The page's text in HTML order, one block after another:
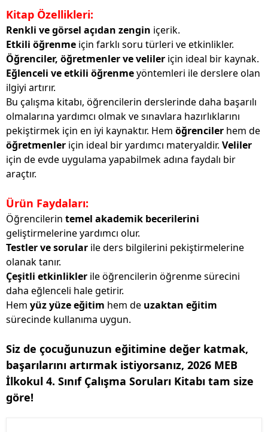
Kitap Özellikleri:
Renkli ve görsel açıdan zengin içerik.
Etkili öğrenme için farklı soru türleri ve etkinlikler.
Öğrenciler, öğretmenler ve veliler için ideal bir kaynak.
Eğlenceli ve etkili öğrenmeyöntemleri ile derslere olan
ilgiyi artırır.
Bu çalışma kitabı, öğrencilerin derslerinde daha başarılı
olmalarına yardımcı olmak ve sınavlara hazırlıklarını
pekiştirmek için en iyi kaynaktır. Hem öğrenciler hem de
öğretmenler için ideal bir yardımcı materyaldir. Veliler
için de evde uygulama yapabilmek adına faydalı bir
araçtır.
Ürün Faydaları:
Öğrencilerin temel akademik becerilerini
geliştirmelerine yardımcı olur.
Testler ve sorular ile ders bilgilerini pekiştirmelerine
olanak tanır.
Çeşitli etkinlikler ile öğrencilerin öğrenme sürecini
daha eğlenceli hale getirir.
Hem yüz yüze eğitim hem de uzaktan eğitim
sürecinde kullanıma uygun.
Siz de çocuğunuzun eğitimine değer katmak,
başarılarını artırmak istiyorsanız, 2026 MEB
İlkokul 4. Sınıf Çalışma Soruları Kitabı tam size
göre!